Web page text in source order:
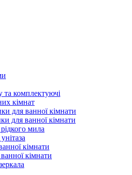
та комплектуючі
кімнат
для ванної кімнати
для ванної кімнати
мила
кімнати
кімнати